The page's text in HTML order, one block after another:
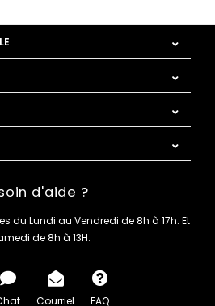
d'aide ?
du Lundi au Vendredi de 8h à 17h. Et
de 8h à 13H.
Courriel FAQ